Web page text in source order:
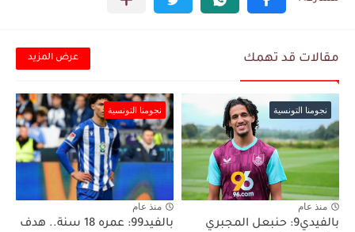
مقالات قد تهمك عرض المزيد
نجومنا التونسية
منذ عام
بالفيدي9: حنبعل المجبري
نجومنا التونسية
منذ عام
بالفيد99: عمره 18 سنة.. هدف